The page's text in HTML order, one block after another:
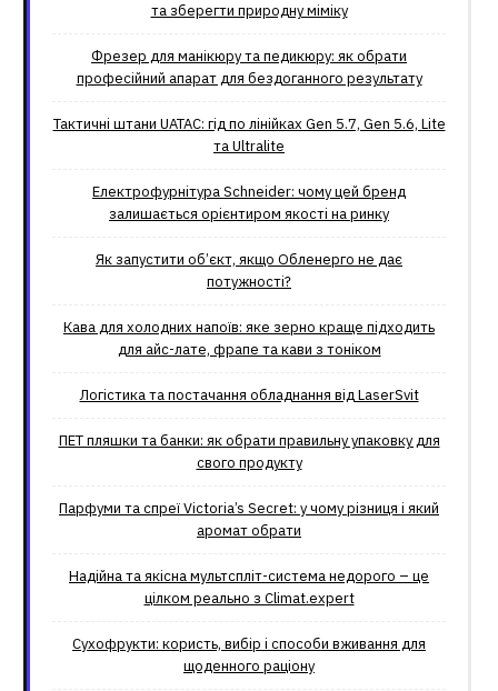
та зберегти природну міміку
Фрезер для манікюру та педикюру: як обрати
професійний апарат для бездоганного результату
Тактичні штани UATAC: гід по лінійках Gen 5.7, Gen 5.6, Lite
та Ultralite
Електрофурнітура Schneider: чому цей бренд
залишається орієнтиром якості на ринку
Як запустити об’єкт, якщо Обленерго не дає
потужності?
Кава для холодних напоїв: яке зерно краще підходить
для айс-лате, фрапе та кави з тоніком
Логістика та постачання обладнання від LaserSvit
ПЕТ пляшки та банки: як обрати правильну упаковку для
свого продукту
Парфуми та спреї Victoria’s Secret: у чому різниця і який
аромат обрати
Надійна та якісна мультспліт-система недорого – це
цілком реально з Climat.еxpert
Сухофрукти: користь, вибір і способи вживання для
щоденного раціону